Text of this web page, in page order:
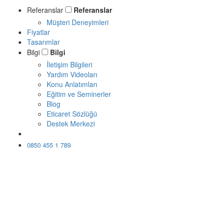
Referanslar
Referanslar
Müşteri Deneyimleri
Fiyatlar
Tasarımlar
Bilgi
Bilgi
İletişim Bilgileri
Yardım Videoları
Konu Anlatımları
Eğitim ve Seminerler
Blog
Eticaret Sözlüğü
Destek Merkezi
0850 455 1 789